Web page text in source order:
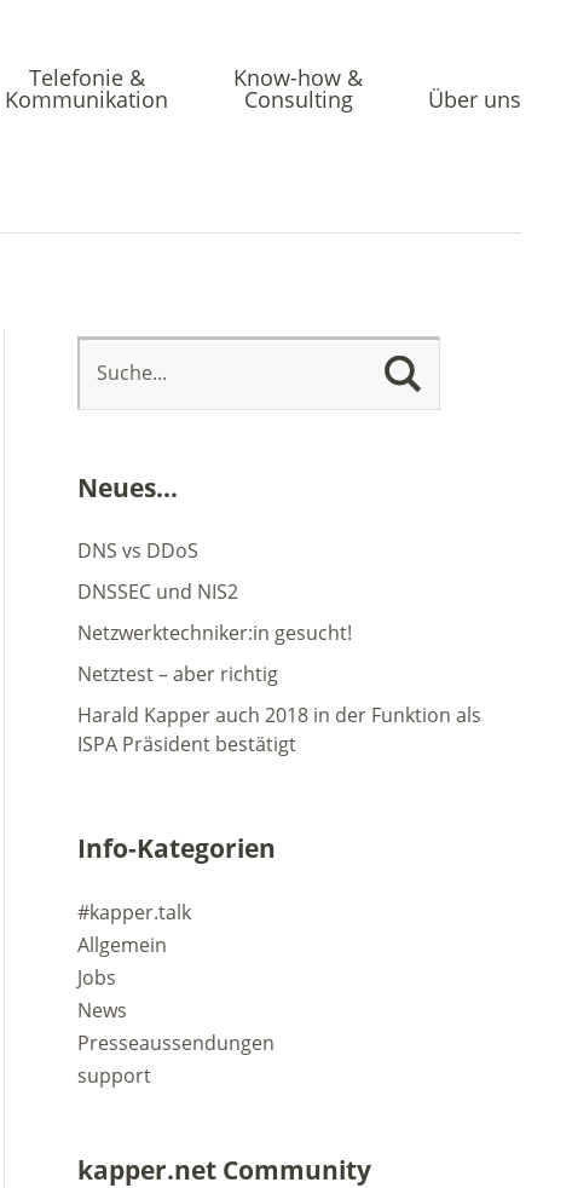
Telefonie &
Kommunikation
Know-how &
Consulting Über uns
Neues…
DNS vs DDoS
DNSSEC und NIS2
Netzwerktechniker:in gesucht!
Netztest – aber richtig
Harald Kapper auch 2018 in der Funktion als
ISPA Präsident bestätigt
Info-Kategorien
#kapper.talk
Allgemein
Jobs
News
Presseaussendungen
support
kapper.net Community